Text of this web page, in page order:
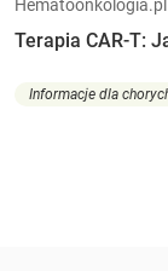
Hematoonkologia.pl
Terapia CAR-T:
Informacje dla